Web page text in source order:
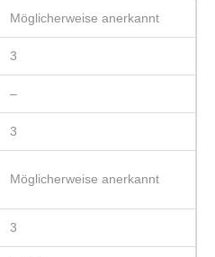
Möglicherweise anerkannt
3
–
3
Möglicherweise anerkannt
3